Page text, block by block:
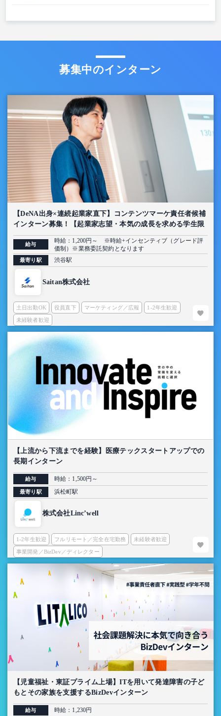
募集中のインターン
【DeNA出身×連続起業家直下】コンテンツマーケ責任者候補
インターン募集！【起業家志望・本気の成長を求める学生限
定】
給与
時給：1,200円～ ※時給+インセンティブ（グレード評
価制）※業務委託契約となります
最寄り駅 渋谷駅
Saitan株式会社
土日出勤OK 役員直下 マーケティング／広報 1-2年生歓迎
未経験者歓迎
【上流から下流までを経験】医療テックスタートアップでの
長期インターン
給与 時給：1,500円～
最寄り駅 浜松町駅
株式会社Linc’well
1-2年生歓迎 フルリモート／完全在宅勤務 未経験者歓迎
事業開発／BizDev／ディレクター
【児童福祉・東証プライム上場】ITを用いて発達障害の子ど
もとその家族を支援するBizDevインターン
給与 時給：1,230円